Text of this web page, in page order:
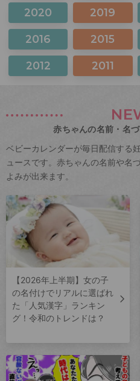
2020 2019
2016 2015
2012 2011
赤ちゃんの名前・名
ベビーカレンダーが毎日配信する
ュースです。赤ちゃんの名前や名
よみが出来ます。
【2026年上半期】女の子
の名付けでリアルに選ばれ
た「人気漢字」ランキン
グ！令和のトレンドは？